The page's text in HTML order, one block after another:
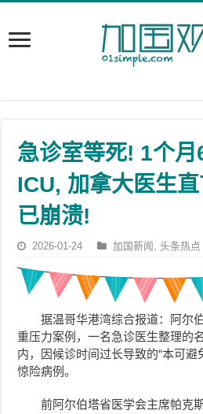
急诊室等死! 1个
ICU, 加拿大医生
已崩溃!
2026-01-24 加国新闻 ,头条热点
据温哥华港湾综合报道：阿尔
重压力案例，一名急诊医生整理的
内，因候诊时间过长导致的“本可避
惊险病例。
前阿尔伯塔省医学会主席帕克